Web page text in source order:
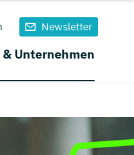
Newsletter
Unternehmen